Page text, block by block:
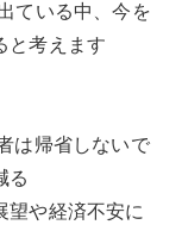
ている中、今を
と考えます
は帰省しないで
る
望や経済不安に